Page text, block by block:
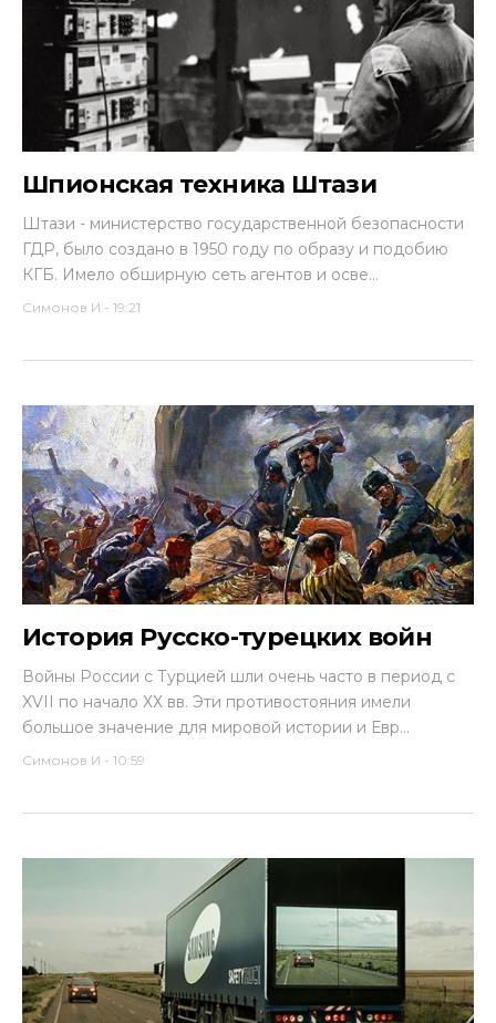
Шпионская техника Штази
Штази - министерство государственной безопасности
ГДР, было создано в 1950 году по образу и подобию
КГБ. Имело обширную сеть агентов и осве...
Симонов И - 19:21
История Русско-турецких войн
Войны России с Турцией шли очень часто в период с
XVII по начало ХХ вв. Эти противостояния имели
большое значение для мировой истории и Евр...
Симонов И - 10:59